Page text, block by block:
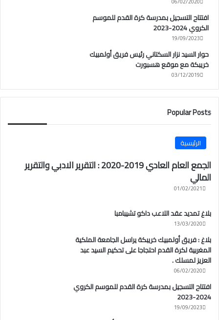
افتتاح التسجيل بمدرسة كرة القدم للموسم
الكروي 2024-2023
19/09/2023
حوار السيد نزار السكتاني رئيس فريق أولمبيك
خريبكة مع موقع هسبورت
03/12/2019
Popular Posts
الرئيسية
الجمع العام العادي 2019-2020 : التقرير الادبي والتقرير
المالي
01/02/2021
بلاغ تمديد عقد اللاعب داكو تشيبامبا
13/03/2020
بلاغ : فريق أولمبيك خريبكة يراسل الجامعة الملكية
المغربية لكرة القدم احتجاجا على تحكيم السيد عبد
العزيز لمسلك .
06/02/2020
افتتاح التسجيل بمدرسة كرة القدم للموسم الكروي
2024-2023
19/09/2023